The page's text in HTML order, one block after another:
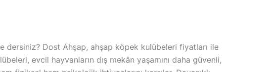
dersiniz? Dost Ahşap, ahşap köpek kulübeleri fiyatları ile
evcil hayvanların dış mekân yaşamını daha güvenli,